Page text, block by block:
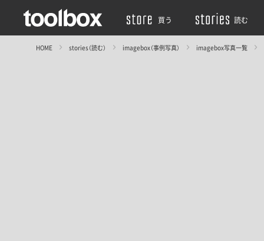
買う 読む
HOME stories（読む） imagebox（事例写真） imagebox写真一覧